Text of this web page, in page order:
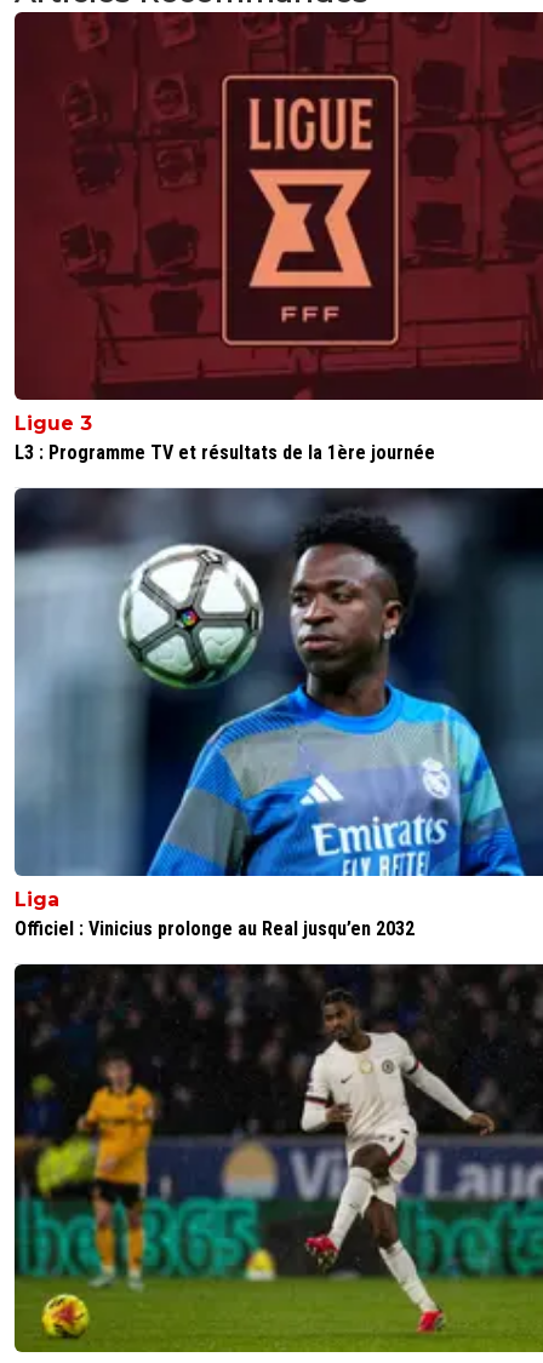
Ligue 3
L3 : Programme TV et résultats de la 1ère journée
Liga
Officiel : Vinicius prolonge au Real jusqu’en 2032